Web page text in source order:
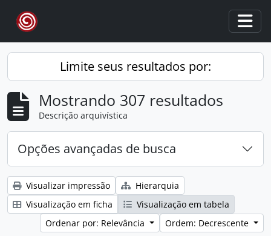
Skip to main content
Limite seus resultados por:
Mostrando 307 resultados
Descrição arquivística
Opções avançadas de busca
Visualizar impressão
Hierarquia
Visualização em ficha
Visualização em tabela
Ordenar por: Relevância
Ordem: Decrescente